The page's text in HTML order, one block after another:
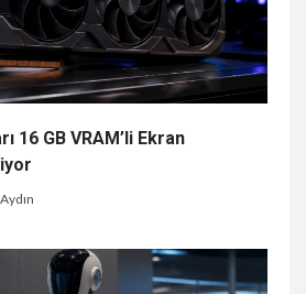
16 GB VRAM’li Ekran